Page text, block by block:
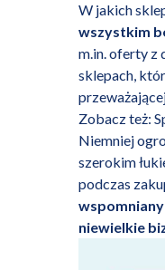
W jakich
wszystkim
m.in. oferty z
sklepach,
Zobacz też:
Niemniej
szerokim
podczas
niewielkie